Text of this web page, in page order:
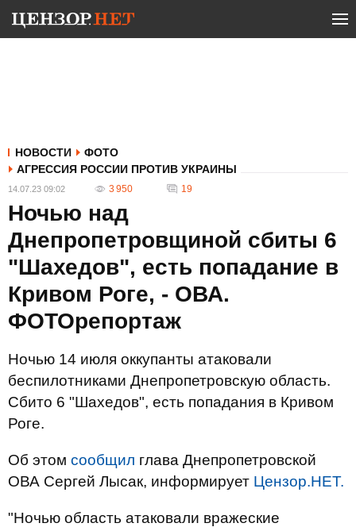
НОВОСТИ
ФОТО
АГРЕССИЯ РОССИИ ПРОТИВ УКРАИНЫ
14.07.23 09:02 3 950 19
Ночью над
Днепропетровщиной сбиты 6
"Шахедов", есть попадание в
Кривом Роге, - ОВА.
ФОТОрепортаж
Ночью 14 июля оккупанты атаковали
беспилотниками Днепропетровскую область.
Сбито 6 "Шахедов", есть попадания в Кривом
Роге.
Об этом сообщил глава Днепропетровской
ОВА Сергей Лысак, информирует Цензор.НЕТ.
"Ночью область атаковали вражеские